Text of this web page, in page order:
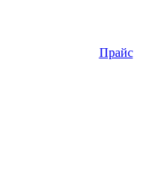
Прайс